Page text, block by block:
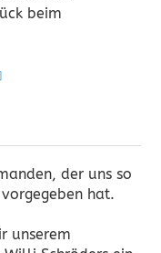
beim
der uns so
hat.
unserem